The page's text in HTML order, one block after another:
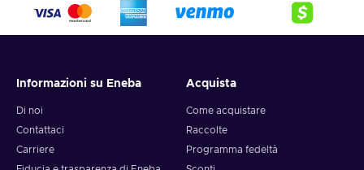
Informazioni su Eneba
Di noi
Contattaci
Carriere
Acquista
Come acquistare
Raccolte
Programma fedeltà